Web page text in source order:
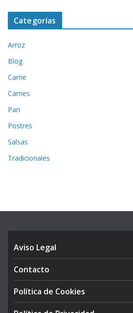
Categorías
Arroz
Blog
Carne
Carnes
Pan
Postres
Salsas
Tradicionales
Aviso Legal
Contacto
Política de Cookies